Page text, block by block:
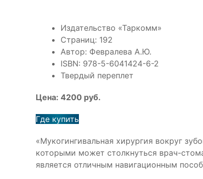
Издательство «Таркомм»
Страниц: 192
Автор: Февралева А.Ю.
ISBN: 978-5-6041424-6-2
Твердый переплет
Цена: 4200 руб.
Где купить
«Мукогингивальная хирургия вокруг
которыми может столкнуться врач-
является отличным навигационным